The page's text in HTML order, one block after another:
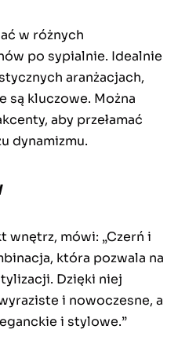
w różnych
po sypialnie. Idealnie
aranżacjach,
są kluczowe. Można
aby przełamać
dynamizmu.
wnętrz, mówi: „Czerń i
która pozwala na
Dzięki niej
i nowoczesne, a
i stylowe.”